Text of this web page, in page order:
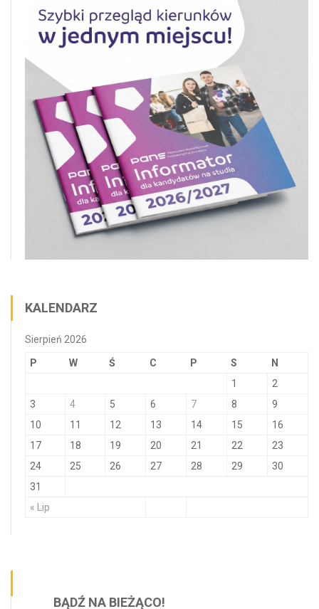
KALENDARZ
Sierpień 2026
P W Ś C P S N
« Lip
1
2
3
4 5 6 7 8
9
10
11 12 13 14 15
16
17
18 19 20 21 22
23
24
25 26 27 28 29
30
31
BĄDŹ NA BIEŻĄCO!